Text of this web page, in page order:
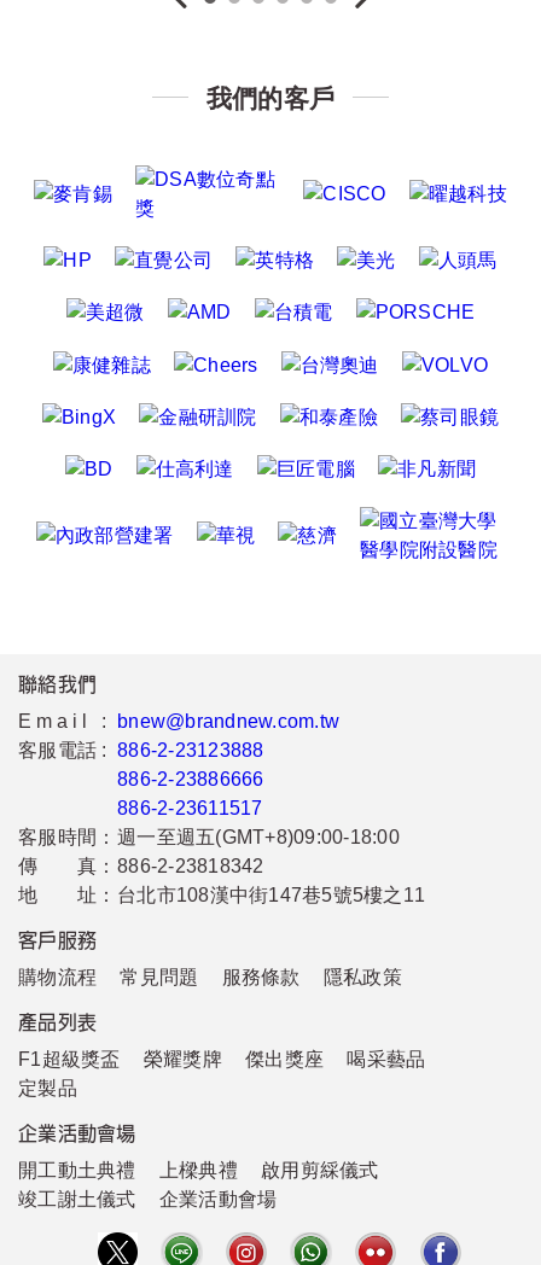
我們的客戶
聯絡我們
Email :
bnew@brandnew.com.tw
客服電話 : 886-2-23123888
886-2-23886666
886-2-23611517
客服時間： 週一至週五(GMT+8)09:00-18:00
傳 真： 886-2-23818342
地 址： 台北市108漢中街147巷5號5樓之11
客戶服務
購物流程 常見問題 服務條款 隱私政策
產品列表
F1超級獎盃 榮耀獎牌 傑出獎座
喝采藝品
定製品
企業活動會場
開工動土典禮 上樑典禮
啟用剪綵儀式
竣工謝土儀式
企業活動會場